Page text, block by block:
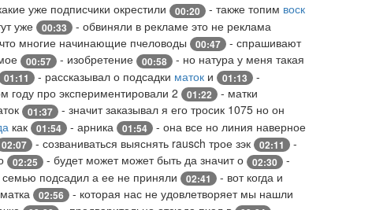
уже подписчики окрестили 00:20 - также топим воск
уже 00:33 - обвиняли в рекламе это не реклама
многие начинающие пчеловоды 00:47
- спрашивают
00:57 - изобретение 00:58
- но натура у меня такая
01:11 - рассказывал о подсадки маток и 01:13
-
году про экспериментировали 2 01:22
- матки
01:37 - значит заказывал я его тросик 1075 но он
как 01:54 - арника 01:54
- она все но линия наверное
02:07 - созваниваться выяснять rausch трое зэк 02:11
-
02:25 - будет может может быть да значит о 02:30
-
семью подсадил а ее не приняли 02:41
- вот когда и
02:56 - которая нас не удовлетворяет мы нашли